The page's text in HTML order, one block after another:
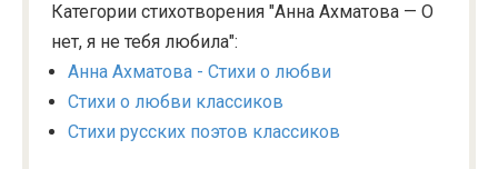
Категории стихотворения "Анна Ахматова — О
нет, я не тебя любила":
Анна Ахматова - Стихи о любви
Стихи о любви классиков
Стихи русских поэтов классиков